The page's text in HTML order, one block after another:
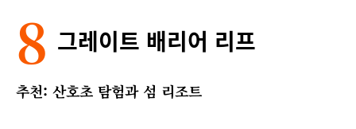
8 그레이트 배리어 리프
추천: 산호초 탐험과 섬 리조트